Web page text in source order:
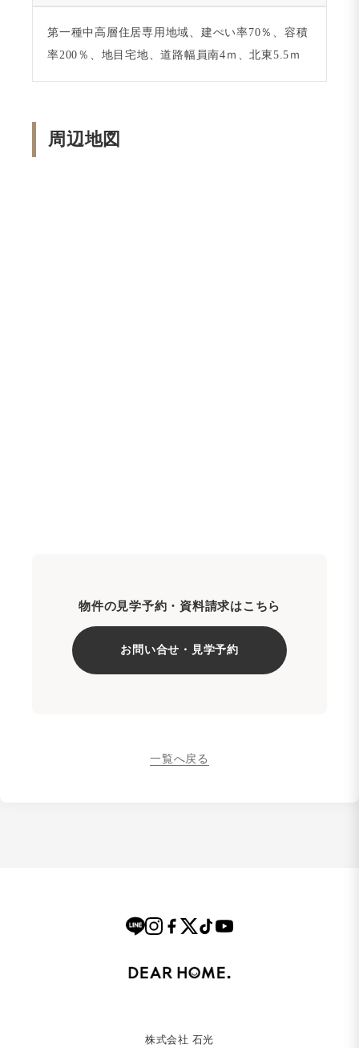
第一種中高層住居専用地域、建ぺい率70％、容積
率200％、地目宅地、道路幅員南4ｍ、北東5.5ｍ
周辺地図
物件の見学予約・資料請求はこちら
お問い合せ・見学予約
一覧へ戻る
株式会社 石光